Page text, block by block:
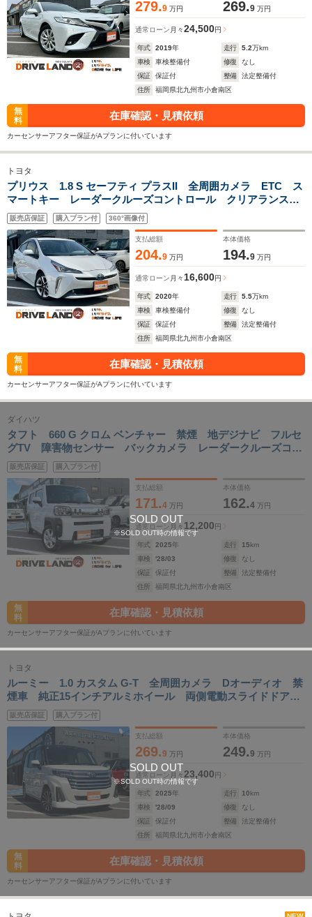
279.9 万円 269.9 万円
通常ローン 月々24,500円
年式 2019年 走行 5.2万km
車検
車検整備付 修復
なし
保証
保証付 整備
法定整備付
住所
福岡県北九州市小倉南区
無
料
在庫確認・見積依頼
カーセンサーアフター保証がAプランに付いています
トヨタ
プリウス 1.8 S セーフティ プラスII 全周囲カメラ ETC ス
マートキー レーダークルーズコントロール クリアランスソ
ナー ワンセグTV Bluetooth パワステ フラットシート
LEDヘッドランプ フロントフォグランプ 純正17インチアル
ミホイール
販売店保証 購入プラン付 360°画像付
支払総額
204.9 万円
本体価格
194.9 万円
通常ローン 月々 16,600円
年式 2020年 走行 5.5万km
車検
車検整備付 修復
なし
保証
保証付 整備
法定整備付
住所
福岡県北九州市小倉南区
無
料
在庫確認・見積依頼
カーセンサーアフター保証がAプランに付いています
SOLD OUT
※SOLD OUT時の情報です
ダイハツ
タフト 660 G クロム ベンチャー 禁煙 地デジナビ フルセ
グTV 障害物センサー バックカメラ レーダークルーズコン
トロール シートヒーター スマートキー フルフラットシー
ト サンルーフ LEDヘッドランプ 純正アルミ ルーフレー
販売店保証 購入プラン付
支払総額
171.4 万円
本体価格
162.4 万円
通常ローン 月々 12,200 円
年式 2025年 走行 15km
車検
'28/03 修復
なし
保証
保証付 整備
法定整備付
住所
福岡県北九州市小倉南区
無
料
在庫確認・見積依頼
カーセンサーアフター保証がAプランに付いています
SOLD OUT
※SOLD OUT時の情報です
トヨタ
ルーミー 1.0 カスタム G-T 全周囲カメラ Dオーディオ 禁
煙車 純正15インチアルミホイール 両側電動スライドドア
レーダークルーズコントロール LEDヘッドランプ フロント
フォグランプ フルセグTV シートヒーター
販売店保証 購入プラン付
支払総額
269.9 万円
本体価格
249.9 万円
通常ローン 月々23,400 円
年式 2025年 走行 10km
車検
'28/09 修復
なし
保証
保証付 整備
法定整備付
住所
福岡県北九州市小倉南区
無
料
在庫確認・見積依頼
カーセンサーアフター保証がAプランに付いています